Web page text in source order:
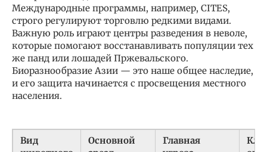
Международные программы, например, CITES,
строго регулируют торговлю редкими видами.
Важную роль играют центры разведения в неволе,
которые помогают восстанавливать популяции тех
же панд или лошадей Пржевальского.
Биоразнообразие Азии — это наше общее наследие,
и его защита начинается с просвещения местного
населения.
Вид
Основной
Главная